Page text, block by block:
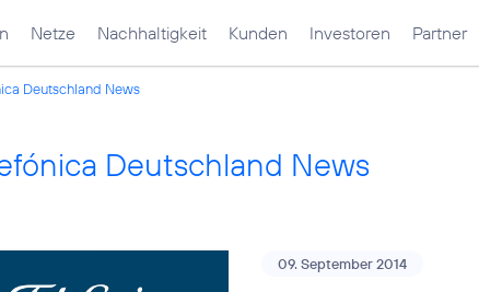
Netze Nachhaltigkeit Kunden Investoren Partner
Deutschland News
Deutschland News
09. September 2014